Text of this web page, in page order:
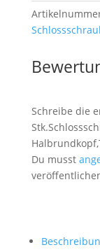
603
DIN
Schreibe die
Du musst